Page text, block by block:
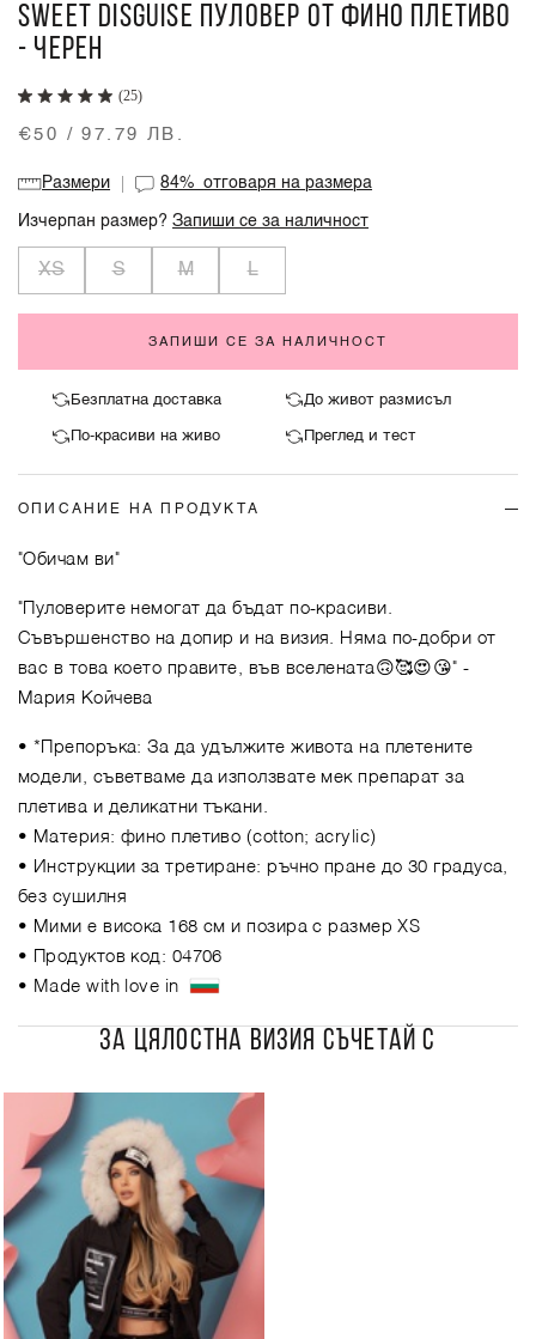
SWEET DISGUISE ПУЛОВЕР ОТ ФИНО ПЛЕТИВО
- ЧЕРЕН
(25)
€50 / 97.79 ЛВ.
Размери 84%отговаря на размера
Изчерпан размер?Запиши се за наличност
XS S M L
ЗАПИШИ СЕ ЗА НАЛИЧНОСТ
Безплатна доставка До живот размисъл
По-красиви на живо Преглед и тест
ОПИСАНИЕ НА ПРОДУКТА
"Обичам ви"
"Пуловерите немогат да бъдат по-красиви.
Съвършенство на допир и на визия. Няма по-добри от
вас в това което правите, във вселената🙃🥰😍😘" -
Мария Койчева
• *Препоръка: За да удължите живота на плетените
модели, съветваме да използвате мек препарат за
плетива и деликатни тъкани.
• Материя: фино плетиво (cotton; acrylic)
• Инструкции за третиране: ръчно пране до 30 градуса,
без сушилня
• Мими е висока 168 см и позира с размер XS
• Продуктов код: 04706
• Made with love in
ЗА ЦЯЛОСТНА ВИЗИЯ СЪЧЕТАЙ С